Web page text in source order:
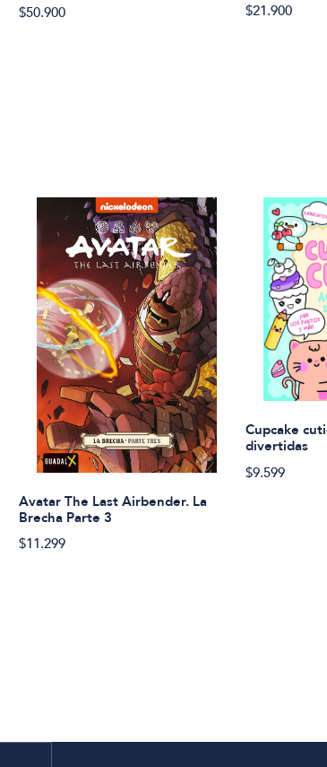
$50.900
$21.900
Avatar The Last Airbender. La
Brecha Parte 3
$11.299
Cupcake
divertidas
$9.599